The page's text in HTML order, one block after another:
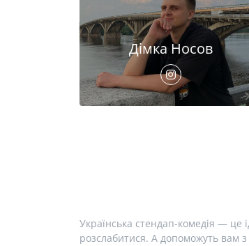
Дімка Носов
Українська стендап-комедія — це
розслабитися. А допоможуть вам